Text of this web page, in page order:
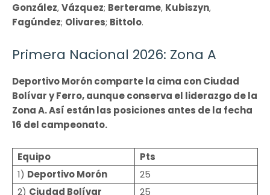
González,Vázquez; Berterame, Kubiszyn,
Fagúndez; Olivares; Bittolo.
Primera Nacional 2026: Zona A
Deportivo Morón comparte la cima con Ciudad
Bolívar y Ferro, aunque conserva el liderazgo de la
Zona A. Así están las posiciones antes de la fecha
16 del campeonato.
Equipo
Pts
1) Deportivo Morón
25
2) Ciudad Bolívar 25